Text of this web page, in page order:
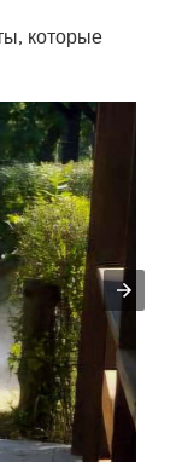
которые